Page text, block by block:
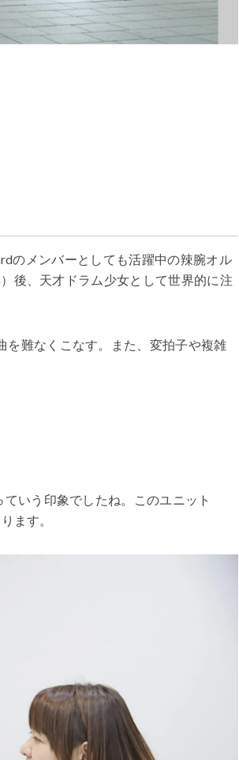
のメンバーとしても活躍中の辣腕オル
後、天才ドラム少女として世界的に注
を難なくこなす。また、変拍子や複雑
いう印象でしたね。このユニット
ます。